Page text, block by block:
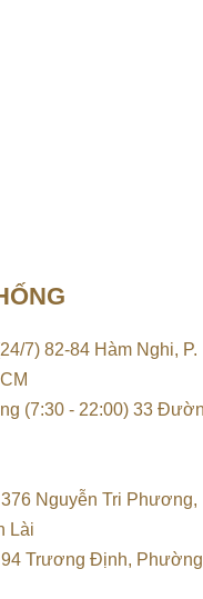
7) 82-84 Hàm Nghi, P.
(7:30 - 22:00) 33
Nguyễn Tri Phương,
Lài
94 Trương Định, Phường